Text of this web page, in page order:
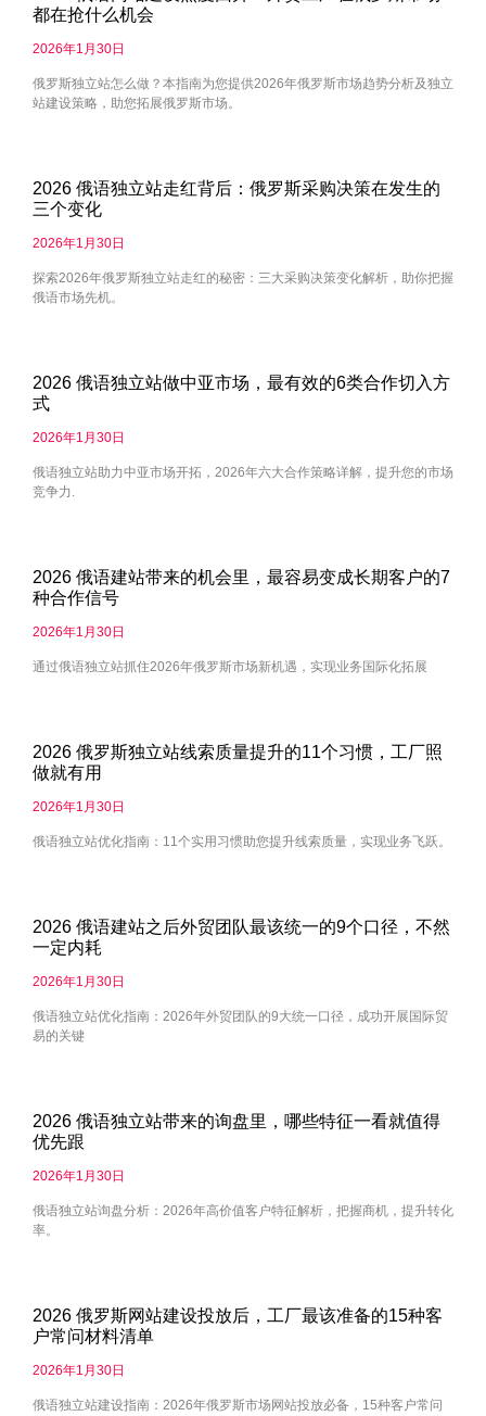
都在抢什么机会
2026年1月30日
俄罗斯独立站怎么做？本指南为您提供2026年俄罗斯市场趋势分析及独立
站建设策略，助您拓展俄罗斯市场。
2026 俄语独立站走红背后：俄罗斯采购决策在发生的
三个变化
2026年1月30日
探索2026年俄罗斯独立站走红的秘密：三大采购决策变化解析，助你把握
俄语市场先机。
2026 俄语独立站做中亚市场，最有效的6类合作切入方
式
2026年1月30日
俄语独立站助力中亚市场开拓，2026年六大合作策略详解，提升您的市场
竞争力.
2026 俄语建站带来的机会里，最容易变成长期客户的7
种合作信号
2026年1月30日
通过俄语独立站抓住2026年俄罗斯市场新机遇，实现业务国际化拓展
2026 俄罗斯独立站线索质量提升的11个习惯，工厂照
做就有用
2026年1月30日
俄语独立站优化指南：11个实用习惯助您提升线索质量，实现业务飞跃。
2026 俄语建站之后外贸团队最该统一的9个口径，不然
一定内耗
2026年1月30日
俄语独立站优化指南：2026年外贸团队的9大统一口径，成功开展国际贸
易的关键
2026 俄语独立站带来的询盘里，哪些特征一看就值得
优先跟
2026年1月30日
俄语独立站询盘分析：2026年高价值客户特征解析，把握商机，提升转化
率。
2026 俄罗斯网站建设投放后，工厂最该准备的15种客
户常问材料清单
2026年1月30日
俄语独立站建设指南：2026年俄罗斯市场网站投放必备，15种客户常问